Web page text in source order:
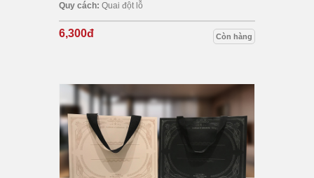
Quy cách: Quai đột lỗ
6,300đ Còn hàng